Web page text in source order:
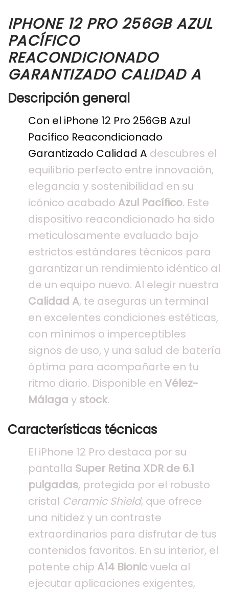
IPHONE 12 PRO 256GB AZUL
PACÍFICO
REACONDICIONADO
GARANTIZADO CALIDAD A
Descripción general
Con el iPhone 12 Pro 256GB Azul
Pacífico Reacondicionado
Garantizado Calidad A descubres el
equilibrio perfecto entre innovación,
elegancia y sostenibilidad en su
icónico acabado Azul Pacífico. Este
dispositivo reacondicionado ha sido
meticulosamente evaluado bajo
estrictos estándares técnicos para
garantizar un rendimiento idéntico al
de un equipo nuevo. Al elegir nuestra
Calidad A, te aseguras un terminal
en excelentes condiciones estéticas,
con mínimos o imperceptibles
signos de uso, y una salud de batería
óptima para acompañarte en tu
ritmo diario. Disponible en Vélez-
Málaga y stock.
Características técnicas
El iPhone 12 Pro destaca por su
pantalla Super Retina XDR de 6.1
pulgadas, protegida por el robusto
cristal Ceramic Shield, que ofrece
una nitidez y un contraste
extraordinarios para disfrutar de tus
contenidos favoritos. En su interior, el
potente chip A14 Bionicvuela al
ejecutar aplicaciones exigentes,